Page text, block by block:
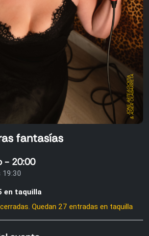
fantasías
- 20:00
19:30
en taquilla
Quedan 27 entradas en taquilla